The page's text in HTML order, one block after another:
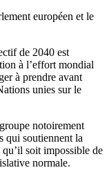
européen et le
de 2040 est
à l’effort mondial
à prendre avant
unies sur le
notoirement
qui soutiennent la
soit impossible de
normale.